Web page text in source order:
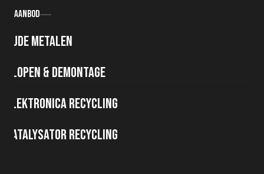
Aanbod
Oude metalen
Slopen & demontage
Elektronica recycling
Katalysator recycling